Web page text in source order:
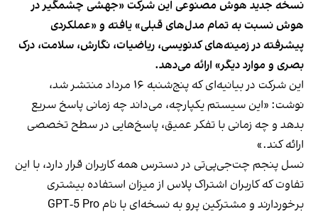
نسخه جدید هوش مصنوعی این شرکت «جهشی چشمگیر در
هوش نسبت به تمام مدل‌های قبلی» یافته و «عملکردی
پیشرفته در زمینه‌های کدنویسی، ریاضیات، نگارش، سلامت، درک
بصری و موارد دیگر» ارائه می‌دهد.
این شرکت در بیانیه‌ای که پنج‌شنبه ۱۶ مرداد منتشر شد،
نوشت: «این سیستم یکپارچه، می‌داند چه زمانی پاسخ سریع
بدهد و چه زمانی با تفکر عمیق، پاسخ‌هایی در سطح تخصصی
ارائه کند.»
نسل پنجم چت‌جی‌پی‌تی در دسترس همه کاربران قرار دارد، با این
تفاوت که کاربران اشتراک پلاس از میزان استفاده بیشتری
برخوردارند و مشترکین پرو به نسخه‌‌ای با نام GPT‑5 Pro